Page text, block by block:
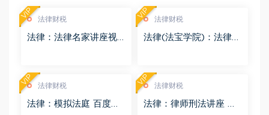
法律财税
法律：法律名家讲座视
VIP 法律财税
法律(法宝学院)：法律信
VIP
法律财税
法律：模拟法庭 百度网
VIP 法律财税
法律：律师刑法讲座 百
VIP